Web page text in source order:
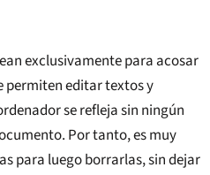
exclusivamente para acosar
permiten editar textos y
se refleja sin ningún
Por tanto, es muy
para luego borrarlas, sin dejar